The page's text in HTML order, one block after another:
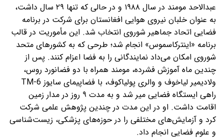
عبدالاحد مومند در سال ۱۹۸۸ و در حالی که تنها ۲۹ سال داشت،
به عنوان خلبان نیروی هوایی افغانستان برای شرکت در برنامه
فضایی اتحاد جماهیر شوروی انتخاب شد. این مأموریت در قالب
برنامه «اینترکاسموس» انجام شد؛ طرحی که به کشورهای متحد
شوروی امکان می‌داد نمایندگانی را به فضا اعزام کنند. پس از
چندین ماه آموزش فشرده، مومند همراه با دو فضانورد روس،
ولادیمیر لیاخوف و والری پولیاکوف، با فضاپیمای سایوز TM-6
راهی ایستگاه فضایی میر شد و به مدت ۹ روز در مدار زمین
اقامت داشت. او در این مدت در چندین پژوهش علمی شرکت
کرد و آزمایش‌های مختلفی را در حوزه‌های پزشکی، زیست‌شناسی
و علوم فضایی انجام داد.